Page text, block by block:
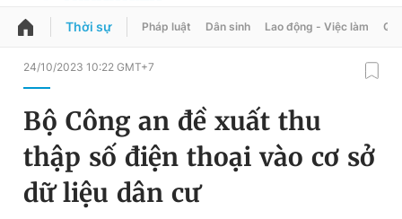
QUẢNG CÁO
Chuyên mục
Chuyên mục khác
Đổi mật khẩu
Tin đã lưu
Tin đã xem
Thời sự Pháp luật Dân sinh Lao động - Việc làm
24/10/2023 10:22 GMT+7
Bộ Công an đề xuất thu
thập số điện thoại vào cơ sở
dữ liệu dân cư